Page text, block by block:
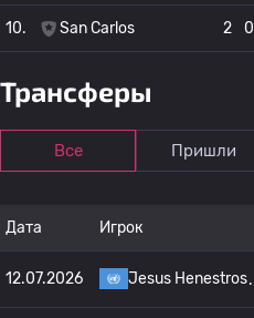
10. San Carlos 2 0
Трансферы
Все Пришли
Дата Игрок
12.07.2026 Jesus Henestros